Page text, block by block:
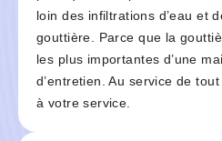
loin des infiltrations d’eau et
gouttière. Parce que la
les plus importantes d’une
d’entretien. Au service de
à votre service.